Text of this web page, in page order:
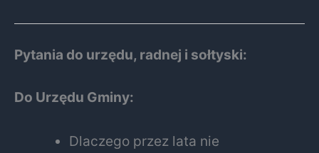
Pytania do urzędu, radnej i sołtyski:
Do Urzędu Gminy:
Dlaczego przez lata nie